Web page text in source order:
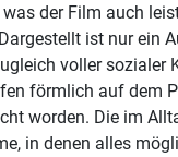
der Film auch
ist nur ein
voller sozialer
förmlich auf dem
worden. Die im
in denen alles